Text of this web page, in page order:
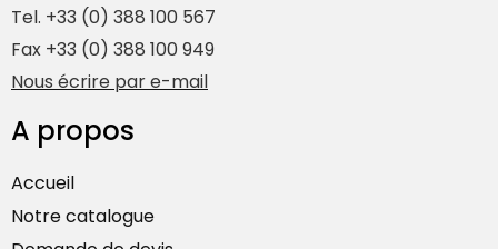
Tel. +33 (0) 388 100 567
Fax +33 (0) 388 100 949
Nous écrire par e-mail
A propos
Accueil
Notre catalogue